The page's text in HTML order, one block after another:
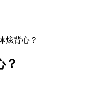
炫背心？
？